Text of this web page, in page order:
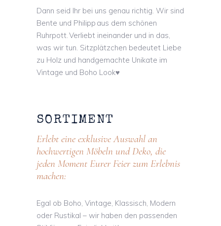
Dann seid Ihr bei uns genau richtig. Wir sind
Bente und Philipp aus dem schönen
Ruhrpott. Verliebt ineinander und in das,
was wir tun. Sitzplätzchen bedeutet Liebe
zu Holz und handgemachte Unikate im
Vintage und Boho Look♥
SORTIMENT
Erlebt eine exklusive Auswahl an
hochwertigen Möbeln und Deko, die
jeden Moment Eurer Feier zum Erlebnis
machen:
Egal ob Boho, Vintage, Klassisch, Modern
oder Rustikal – wir haben den passenden